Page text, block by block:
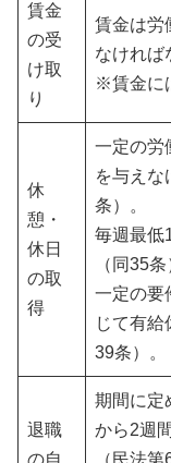
賃金
の受
け取
り
賃金は労
なければ
※賃金に
休
憩・
休日
の取
得
一定の労
を与えな
条）。
毎週最低
（同35条
一定の要
じて有給
39条）。
退職
の自
期間に定
から2週
（民法第